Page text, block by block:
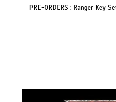
PRE-ORDERS : Ranger Key